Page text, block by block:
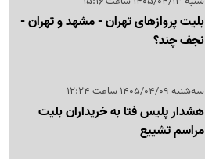
بلیت پروازهای تهران - مشهد و تهران -
نجف چند؟
سه‌شنبه 1405/04/09 ساعت 12:24
هشدار پلیس فتا به خریداران بلیت
مراسم تشییع